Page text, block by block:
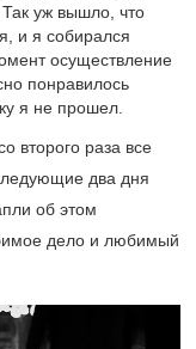
Так уж вышло, что
и я собирался
осуществление
понравилось
я не прошел.
второго раза все
два дня
об этом
дело и любимый